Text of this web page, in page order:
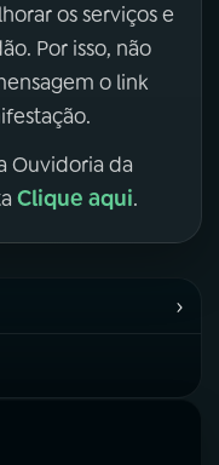
os serviços e
Por isso, não
o link
Ouvidoria da
Clique aqui.
›